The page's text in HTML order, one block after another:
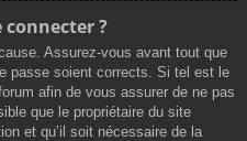
connecter ?
Assurez-vous avant tout que
passe soient corrects. Si tel est le
afin de vous assurer de ne pas
que le propriétaire du site
et qu’il soit nécessaire de la